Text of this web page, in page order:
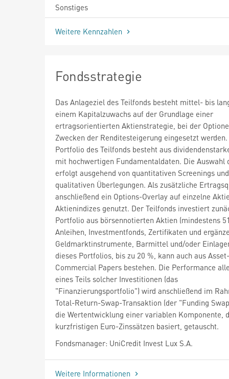
Sonstiges
Weitere Kennzahlen
Fondsstrategie
Das Anlageziel des Teilfonds besteht mittel- bis
einem Kapitalzuwachs auf der Grundlage einer
ertragsorientierten Aktienstrategie, bei der
Zwecken der Renditesteigerung eingesetzt werden.
Portfolio des Teilfonds besteht aus
mit hochwertigen Fundamentaldaten. Die Auswahl
erfolgt ausgehend von quantitativen Screenings und
qualitativen Überlegungen. Als zusätzliche
anschließend ein Options-Overlay auf einzelne
Aktienindizes genutzt. Der Teilfonds investiert
Portfolio aus börsennotierten Aktien (mindestens
Anleihen, Investmentfonds, Zertifikaten und
Geldmarktinstrumente, Barmittel und/oder
dieses Portfolios, bis zu 20 %, kann auch aus
Commercial Papers bestehen. Die Performance
eines Teils solcher Investitionen (das
"Finanzierungsportfolio") wird anschließend im
Total-Return-Swap-Transaktion (der "Funding
die Wertentwicklung einer variablen Komponente,
kurzfristigen Euro-Zinssätzen basiert, getauscht.
Fondsmanager: UniCredit Invest Lux S.A.
Weitere Informationen